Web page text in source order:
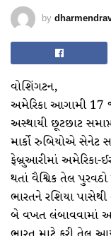
by
વોશિંગટન,
અમેરિકા આગામી 17
અસ્થાયી છૂટછાટ
માર્કો રુબિયોએ
ફેબ્રુઆરીમાં અમેરિકા-
થતાં વૈશ્વિક તેલ
ભારતને રશિયા
બે વખત લંબાવવામાં